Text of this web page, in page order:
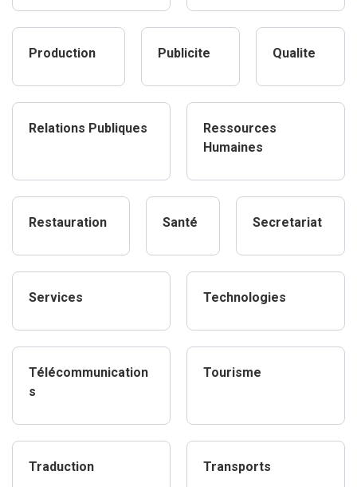
Production Publicite Qualite
Relations Publiques
Ressources
Humaines
Restauration Santé Secretariat
Services Technologies
Télécommunication
s
Tourisme
Traduction Transports